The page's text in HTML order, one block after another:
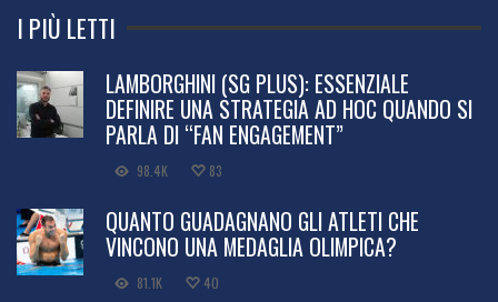
I PIÙ LETTI
LAMBORGHINI (SG PLUS): ESSENZIALE
DEFINIRE UNA STRATEGIA AD HOC QUANDO SI
PARLA DI “FAN ENGAGEMENT”
98.4K 83
QUANTO GUADAGNANO GLI ATLETI CHE
VINCONO UNA MEDAGLIA OLIMPICA?
81.1K 40